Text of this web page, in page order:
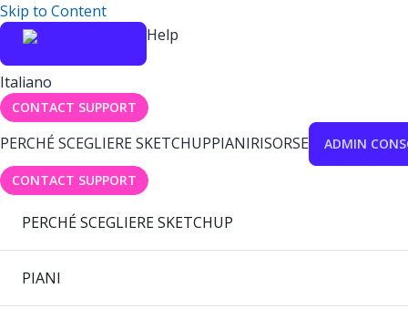
Skip to Content
Help
Italiano
CONTACT SUPPORT
PERCHÉ SCEGLIERE SKETCHUPPIANIRISORSE ADMIN
CONTACT SUPPORT
PERCHÉ SCEGLIERE SKETCHUP
PIANI